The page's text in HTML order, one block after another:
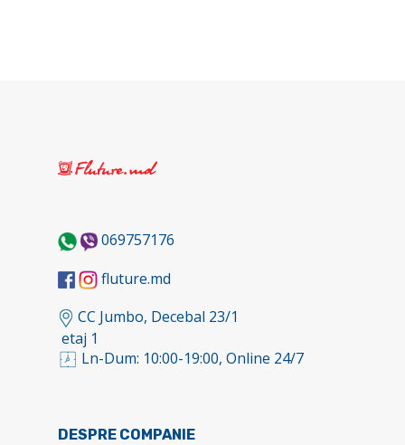
069757176
fluture.md
CC Jumbo, Decebal 23/1
etaj 1
Ln-Dum: 10:00-19:00, Online 24/7
DESPRE COMPANIE